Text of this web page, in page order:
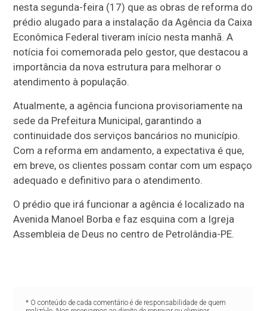
nesta segunda-feira (17) que as obras de reforma do
prédio alugado para a instalação da Agência da Caixa
Econômica Federal tiveram início nesta manhã. A
notícia foi comemorada pelo gestor, que destacou a
importância da nova estrutura para melhorar o
atendimento à população.
Atualmente, a agência funciona provisoriamente na
sede da Prefeitura Municipal, garantindo a
continuidade dos serviços bancários no município.
Com a reforma em andamento, a expectativa é que,
em breve, os clientes possam contar com um espaço
adequado e definitivo para o atendimento.
O prédio que irá funcionar a agência é localizado na
Avenida Manoel Borba e faz esquina com a Igreja
Assembleia de Deus no centro de Petrolândia-PE.
* O conteúdo de cada comentário é de responsabilidade de quem